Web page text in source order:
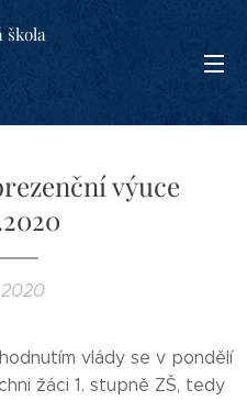
škola
výuce
vlády se v pondělí
žáci 1. stupně ZŠ, tedy